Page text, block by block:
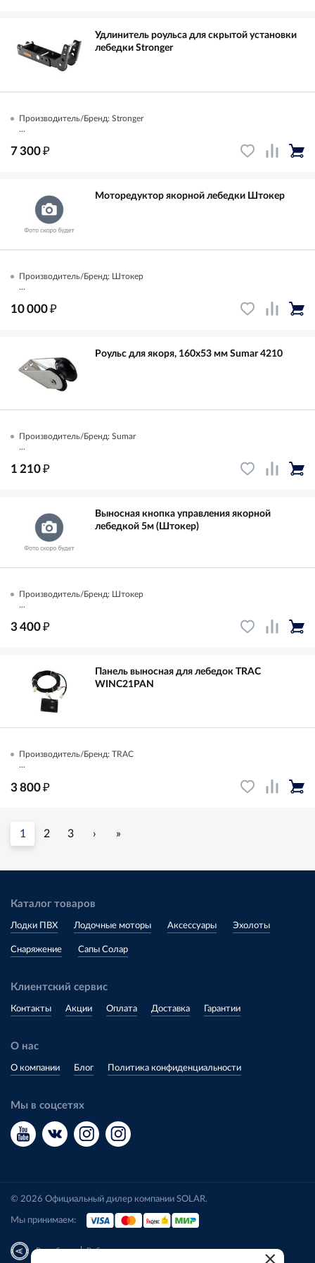
Удлинитель роульса для скрытой установки
лебедки Stronger
Производитель/Бренд: Stronger
...
7 300₽
Моторедуктор якорной лебедки Штокер
Производитель/Бренд: Штокер
...
10 000₽
Роульс для якоря, 160x53 мм Sumar 4210
Производитель/Бренд: Sumar
...
1 210₽
Выносная кнопка управления якорной
лебедкой 5м (Штокер)
Производитель/Бренд: Штокер
...
3 400₽
Панель выносная для лебедок TRAC
WINC21PAN
Производитель/Бренд: TRAC
...
3 800₽
1 2 3 › »
Каталог товаров
Лодки ПВХ Лодочные моторы Аксессуары Эхолоты
Снаряжение Сапы Солар
Клиентский сервис
Контакты Акции Оплата Доставка Гарантии
О нас
О компании Блог Политика конфиденциальности
Мы в соцсетях
© 2026 Официальный дилер компании SOLAR.
Мы принимаем:
Разработка|Веб-аналитика